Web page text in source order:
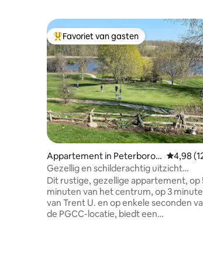
Topfavoriet van gasten
Favoriet van gasten
Appartement in Peterborou
gh
4,98
Gezellig en schilderachtig uitzicht
privégolfbaan en waterweg
Dit rustige, gezellige appartement, op
minuten van het centrum, op 3
van Trent U. en op enkele seconden
de PGCC-locatie, biedt een